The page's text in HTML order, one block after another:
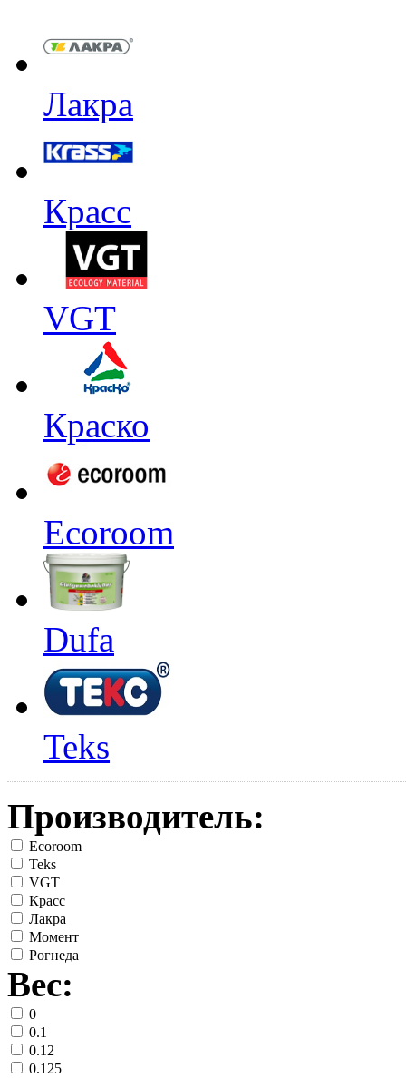
Лакра
Красс
VGT
Краско
Ecoroom
Dufa
Teks
Производитель:
Ecoroom
Teks
VGT
Красс
Лакра
Момент
Рогнеда
Вес:
0
0.1
0.12
0.125